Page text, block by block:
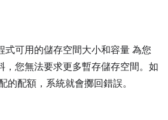
式可用的儲存空間大小和容量 為您
，您無法要求更多暫存儲存空間。如
的配額，系統就會擲回錯誤。